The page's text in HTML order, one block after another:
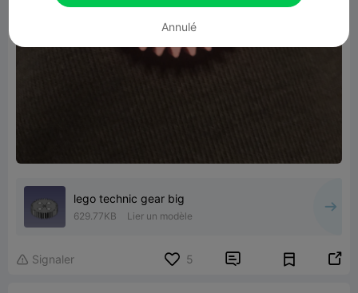
lego technic gear big
629.77KB Lier un modèle
 Signaler 5  
Annulé